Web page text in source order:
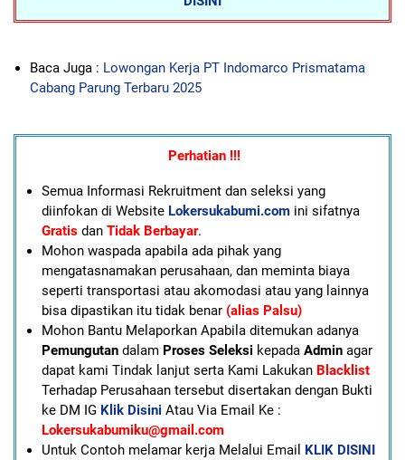
Baca Juga : Lowongan Kerja PT Indomarco Prismatama
Cabang Parung Terbaru 2025
Perhatian !!!
Semua Informasi Rekruitment dan seleksi yang
diinfokan di Website Lokersukabumi.comini sifatnya
Gratisdan Tidak Berbayar.
Mohon waspada apabila ada pihak yang
mengatasnamakan perusahaan, dan meminta biaya
seperti transportasi atau akomodasi atau yang lainnya
bisa dipastikan itu tidak benar (alias Palsu)
Mohon Bantu Melaporkan Apabila ditemukan adanya
Pemungutandalam Proses Seleksi kepada Adminagar
dapat kami Tindak lanjut serta Kami LakukanBlacklist
Terhadap Perusahaan tersebut disertakan dengan Bukti
ke DM IG Klik Disini Atau Via Email Ke :
Lokersukabumiku@gmail.com
Untuk Contoh melamar kerja Melalui Email KLIK DISINI